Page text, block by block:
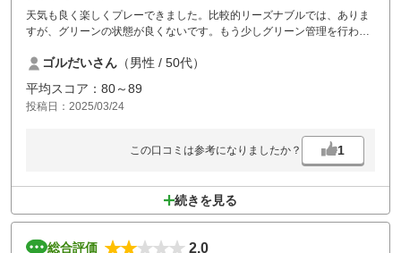
天気も良く楽しくプレーできました。比較的リーズナブルでは、ありま
すが、グリーンの状態が良くないです。もう少しグリーン管理を行われ
ゴルだいさん （男性 / 50代）
平均スコア：80～89
投稿日：2025/03/24
この口コミは参考になりましたか？ 1
続きを見る
総合評価
2.0